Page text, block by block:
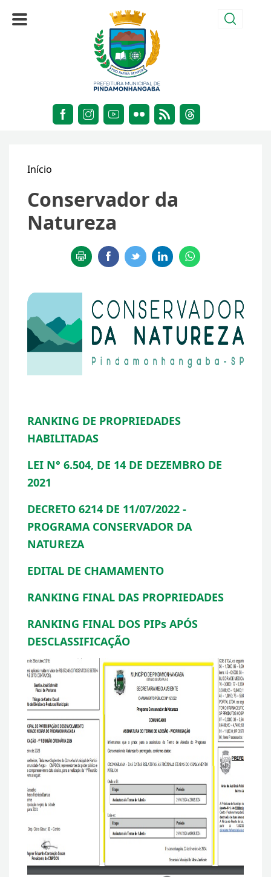
Início
Conservador da
Natureza
RANKING DE PROPRIEDADES
HABILITADAS
LEI N° 6.504, DE 14 DE DEZEMBRO DE
2021
DECRETO 6214 DE 11/07/2022 -
PROGRAMA CONSERVADOR DA
NATUREZA
EDITAL DE CHAMAMENTO
RANKING FINAL DAS PROPRIEDADES
RANKING FINAL DOS PIPs APÓS
DESCLASSIFICAÇÃO